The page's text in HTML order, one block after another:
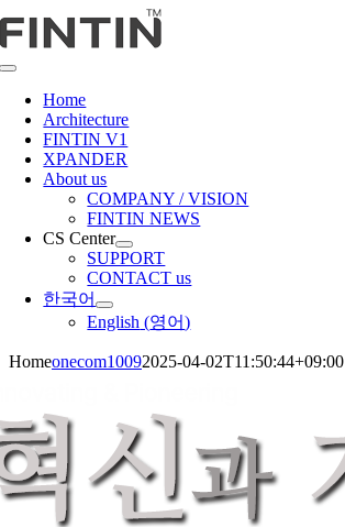
콘
텐
츠
Toggle
NavigationHome
Architecture
FINTIN V1
XPANDER
About us
COMPANY / VISION
FINTIN NEWS
CS Center
SUPPORT
CONTACT us
한국어
English (영어)
Homeonecom10092025-04-02T11:50:44+09:00